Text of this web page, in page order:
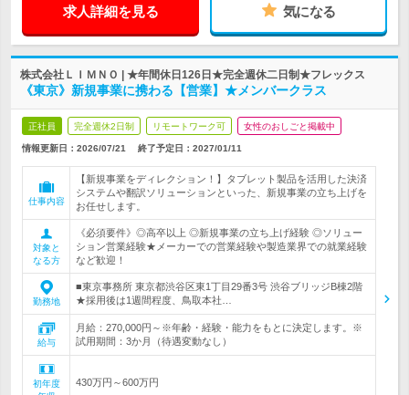
求人詳細を見る 気になる
株式会社ＬＩＭＮＯ | ★年間休日126日★完全週休二日制★フレックス
《東京》新規事業に携わる【営業】★メンバークラス
正社員 完全週休2日制 リモートワーク可 女性のおしごと掲載中
情報更新日：2026/07/21 終了予定日： 2027/01/11
仕事内容
【新規事業をディレクション！】タブレット製品を活用した決済
システムや翻訳ソリューションといった、新規事業の立ち上げを
お任せします。
対象と
なる方
《必須要件》◎高卒以上 ◎新規事業の立ち上げ経験 ◎ソリュー
ション営業経験★メーカーでの営業経験や製造業界での就業経験
など歓迎！
勤務地
■東京事務所 東京都渋谷区東1丁目29番3号 渋谷ブリッジB棟2階
★採用後は1週間程度、鳥取本社…
給与
月給：270,000円～※年齢・経験・能力をもとに決定します。※
試用期間：3か月（待遇変動なし）
初年度
430万円～600万円